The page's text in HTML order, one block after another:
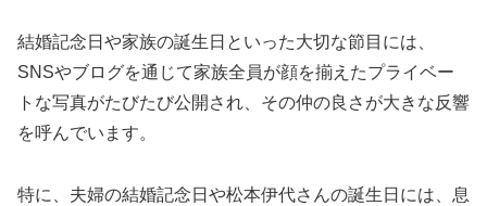
結婚記念日や家族の誕生日といった大切な節目には、
SNSやブログを通じて家族全員が顔を揃えたプライベー
トな写真がたびたび公開され、その仲の良さが大きな反響
を呼んでいます。
特に、夫婦の結婚記念日や松本伊代さんの誕生日には、息